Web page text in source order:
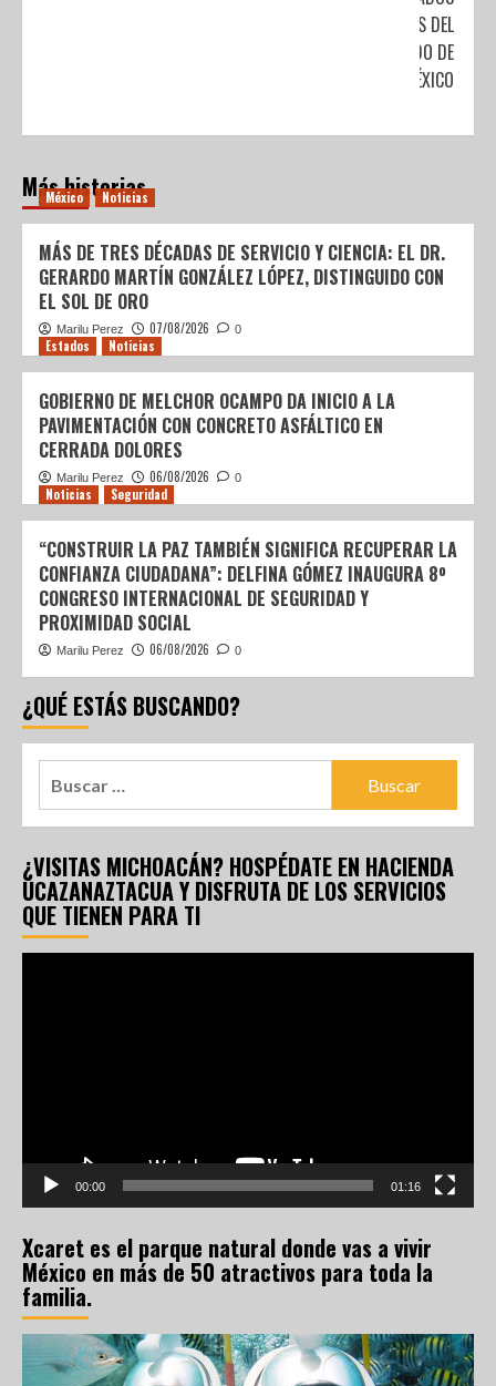
LOCALES DEL
ESTADO DE
MÉXICO
Más historias
México Noticias
MÁS DE TRES DÉCADAS DE SERVICIO Y CIENCIA: EL DR.
GERARDO MARTÍN GONZÁLEZ LÓPEZ, DISTINGUIDO CON
EL SOL DE ORO
Marilu Perez 07/08/2026 0
Estados Noticias
GOBIERNO DE MELCHOR OCAMPO DA INICIO A LA
PAVIMENTACIÓN CON CONCRETO ASFÁLTICO EN
CERRADA DOLORES
Marilu Perez 06/08/2026 0
Noticias Seguridad
“CONSTRUIR LA PAZ TAMBIÉN SIGNIFICA RECUPERAR LA
CONFIANZA CIUDADANA”: DELFINA GÓMEZ INAUGURA 8º
CONGRESO INTERNACIONAL DE SEGURIDAD Y
PROXIMIDAD SOCIAL
Marilu Perez 06/08/2026 0
¿QUÉ ESTÁS BUSCANDO?
¿VISITAS MICHOACÁN? HOSPÉDATE EN HACIENDA
UCAZANAZTACUA Y DISFRUTA DE LOS SERVICIOS
QUE TIENEN PARA TI
00:00 01:16
Xcaret es el parque natural donde vas a vivir
México en más de 50 atractivos para toda la
familia.